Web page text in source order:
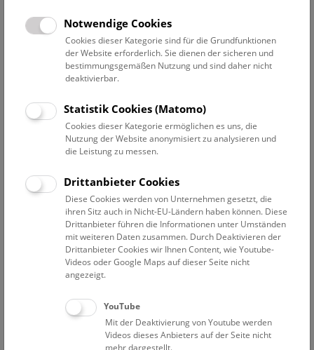
Keine Buchung mehr möglich.
Eine Aktion im Rahmen des WIENXTRA-Ferienspiels für
Kinder von 6 bis 12 Jahren.
Seit wann gibt es Haustiere? Und wie kamen sie zum
Menschen? Unser neues Kinderbuch erzählt die Geschichte
der Haustiere in Österreich. Auf Deck 50 lernst du diese
Geschichte kennen.
Mach eine Reise in die Geschichte der Menschheit und du
triffst schon bald auf Hund, Katze, Kuh und Co. Untersuche
alte Tierknochen und suche in der Schausammlung nach den
wilden Vorfahren unserer Haustiere. Welche
Gemeinsamkeiten und Unterschiede gibt es?
ferienspiel.at
Mi, 8.7., Do, 9.7., Fr, 10.7.,
9:30, 10:30, 13:00, 13:45, 14:30 pünktlich!
Notwendige Cookies
Cookies dieser Kategorie sind für die Grundfunktionen
der Website erforderlich. Sie dienen der sicheren und
bestimmungsgemäßen Nutzung und sind daher nicht
deaktivierbar.
Statistik Cookies (Matomo)
Cookies dieser Kategorie ermöglichen es uns, die
Nutzung der Website anonymisiert zu analysieren und
die Leistung zu messen.
Drittanbieter Cookies
Diese Cookies werden von Unternehmen gesetzt, die
ihren Sitz auch in Nicht-EU-Ländern haben können. Diese
Drittanbieter führen die Informationen unter Umständen
mit weiteren Daten zusammen. Durch Deaktivieren der
Drittanbieter Cookies wir Ihnen Content, wie Youtube-
Videos oder Google Maps auf dieser Seite nicht
angezeigt.
YouTube
Mit der Deaktivierung von Youtube werden
Videos dieses Anbieters auf der Seite nicht
mehr dargestellt.